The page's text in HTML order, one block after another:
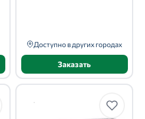
Доступно в других городах
Заказать